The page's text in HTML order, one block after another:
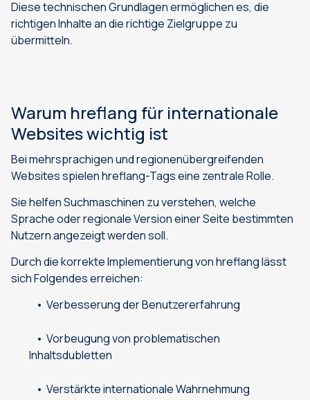
Diese technischen Grundlagen ermöglichen es, die
richtigen Inhalte an die richtige Zielgruppe zu
übermitteln.
Warum hreflang für internationale
Websites wichtig ist
Bei mehrsprachigen und regionenübergreifenden
Websites spielen hreflang-Tags eine zentrale Rolle.
Sie helfen Suchmaschinen zu verstehen, welche
Sprache oder regionale Version einer Seite bestimmten
Nutzern angezeigt werden soll.
Durch die korrekte Implementierung von hreflang lässt
sich Folgendes erreichen:
Verbesserung der Benutzererfahrung
Vorbeugung von problematischen
Inhaltsdubletten
Verstärkte internationale Wahrnehmung